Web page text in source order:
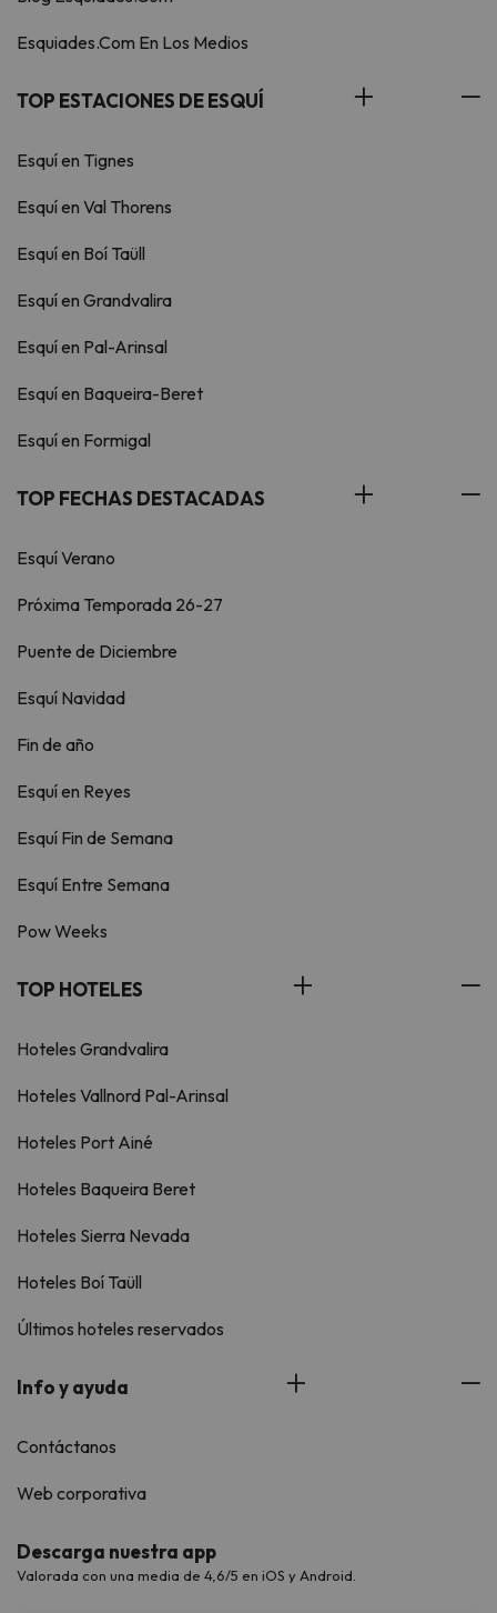
Esquiades.Com En Los Medios
TOP ESTACIONES DE ESQUÍ
Esquí en Tignes
Esquí en Val Thorens
Esquí en Boí Taüll
Esquí en Grandvalira
Esquí en Pal-Arinsal
Esquí en Baqueira-Beret
Esquí en Formigal
TOP FECHAS DESTACADAS
Esquí Verano
Próxima Temporada 26-27
Puente de Diciembre
Esquí Navidad
Fin de año
Esquí en Reyes
Esquí Fin de Semana
Esquí Entre Semana
Pow Weeks
TOP HOTELES
Hoteles Grandvalira
Hoteles Vallnord Pal-Arinsal
Hoteles Port Ainé
Hoteles Baqueira Beret
Hoteles Sierra Nevada
Hoteles Boí Taüll
Últimos hoteles reservados
Info y ayuda
Contáctanos
Web corporativa
Descarga nuestra app
Valorada con una media de 4,6/5 en iOS y Android.